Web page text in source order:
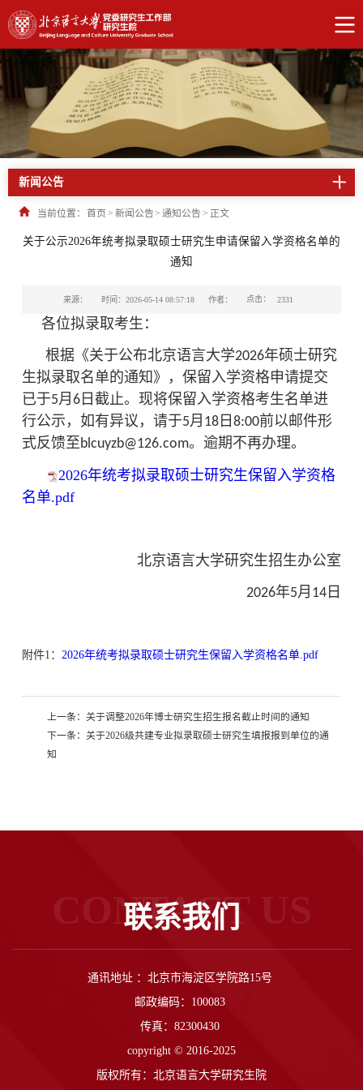
新闻公告
当前位置： 首页 > 新闻公告> 通知公告 > 正文
关于公示2026年统考拟录取硕士研究生申请保留入学资格名单的
通知
来源： 时间：2026-05-14 08:57:18 作者： 点击： 2331
各位拟录取考生：
根据《关于公布北京语言大学2026年硕士研究
生拟录取名单的通知》， 保留入学资格申请提交
已于5月 6 日截止。现将保留入学资格考生名单进
行公示，如有异议，请于5月 18 日 8:00前以邮件形
式反馈至blcuyzb@126.com。逾期不再办理。
2026年统考拟录取硕士研究生保留入学资格
名单.pdf
北京语言大学研究生招生办公室
2026年5月 14 日
附件1： 2026年统考拟录取硕士研究生保留入学资格名单.pdf
上一条： 关于调整2026年博士研究生招生报名截止时间的通知
下一条： 关于2026级共建专业拟录取硕士研究生填报报到单位的通
知
联系我们
CONTACT US
通讯地址 ：北京市海淀区学院路15号
邮政编码：100083
传真：82300430
copyright © 2016-2025
版权所有：北京语言大学研究生院